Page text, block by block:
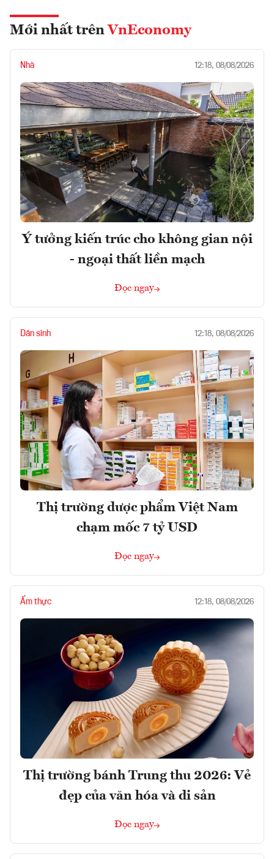
Mới nhất trên VnEconomy
Nhà 12:18, 08/08/2026
Ý tưởng kiến trúc cho không gian nội
- ngoại thất liền mạch
Đọc ngay
Dân sinh 12:18, 08/08/2026
Thị trường dược phẩm Việt Nam
chạm mốc 7 tỷ USD
Đọc ngay
Ẩm thực 12:18, 08/08/2026
Thị trường bánh Trung thu 2026: Vẻ
đẹp của văn hóa và di sản
Đọc ngay